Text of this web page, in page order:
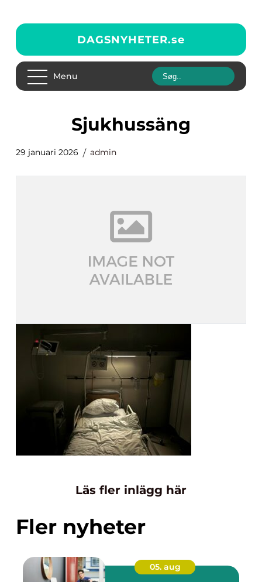
DAGSNYHETER.se
Menu
Sjukhussäng
29 januari 2026 admin
Läs fler inlägg här
Fler nyheter
05. aug